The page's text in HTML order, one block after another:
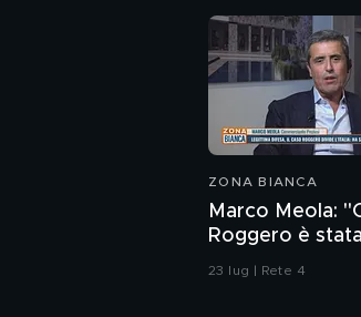
ZONA BIANCA
Marco Meola:
Roggero è
difesa"
23 lug | Rete 4